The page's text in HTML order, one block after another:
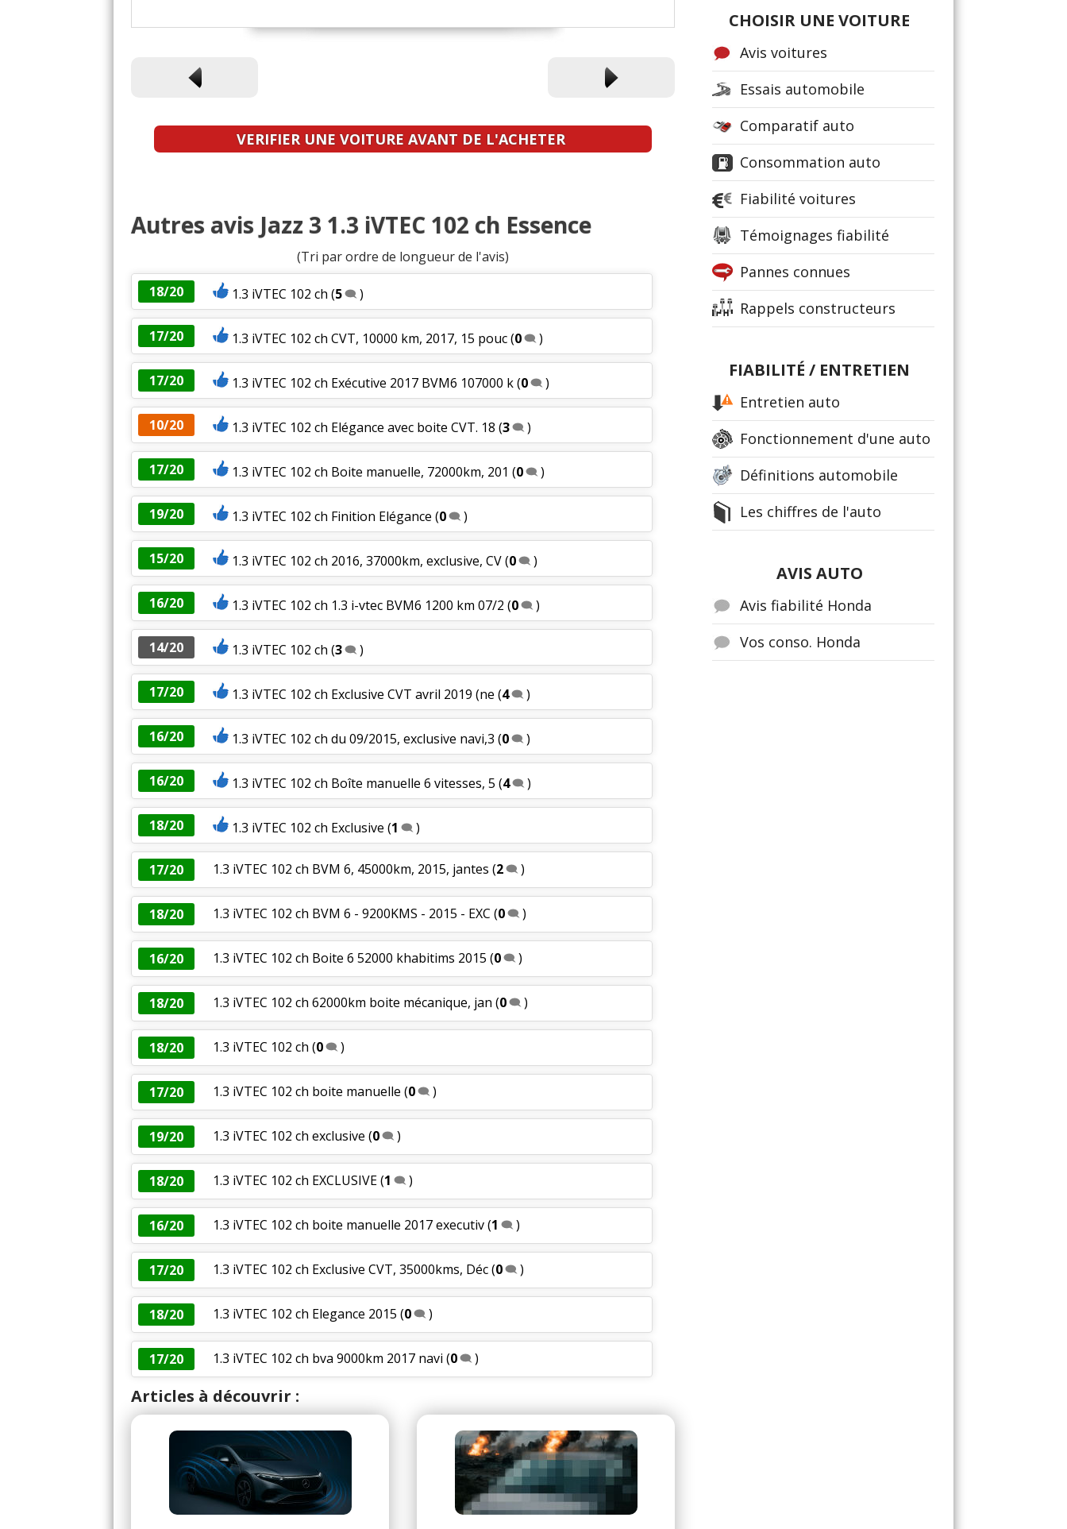
VERIFIER UNE VOITURE AVANT DE L'ACHETER
Autres avis Jazz 3 1.3 iVTEC 102 ch Essence
(Tri par ordre de longueur de l'avis)
18/20
1.3 iVTEC 102 ch (5 )
17/20 1.3 iVTEC 102 ch CVT, 10000 km, 2017, 15 pouc(0 )
17/20 1.3 iVTEC 102 ch Exécutive 2017 BVM6 107000 k(0 )
10/20 1.3 iVTEC 102 ch Elégance avec boite CVT. 18 (3 )
17/20 1.3 iVTEC 102 ch Boite manuelle, 72000km, 201 (0 )
19/20 1.3 iVTEC 102 ch Finition Elégance (0 )
15/20 1.3 iVTEC 102 ch 2016, 37000km, exclusive, CV(0 )
16/20 1.3 iVTEC 102 ch 1.3 i-vtec BVM6 1200 km 07/2 (0 )
14/20 1.3 iVTEC 102 ch (3 )
17/20 1.3 iVTEC 102 ch Exclusive CVT avril 2019 (ne (4 )
16/20 1.3 iVTEC 102 ch du 09/2015, exclusive navi,3 (0 )
16/20 1.3 iVTEC 102 ch Boîte manuelle 6 vitesses, 5 (4 )
18/20 1.3 iVTEC 102 ch Exclusive (1 )
17/20 1.3 iVTEC 102 ch BVM 6, 45000km, 2015, jantes (2 )
18/20 1.3 iVTEC 102 ch BVM 6 - 9200KMS - 2015 - EXC (0 )
16/20 1.3 iVTEC 102 ch Boite 6 52000 khabitims 2015 (0 )
18/20 1.3 iVTEC 102 ch 62000km boite mécanique, jan (0 )
18/20 1.3 iVTEC 102 ch (0 )
17/20 1.3 iVTEC 102 ch boite manuelle (0 )
19/20 1.3 iVTEC 102 ch exclusive (0 )
18/20 1.3 iVTEC 102 ch EXCLUSIVE(1 )
16/20 1.3 iVTEC 102 ch boite manuelle 2017 executiv(1 )
17/20 1.3 iVTEC 102 ch Exclusive CVT, 35000kms, Déc(0 )
18/20 1.3 iVTEC 102 ch Elegance 2015 (0 )
17/20 1.3 iVTEC 102 ch bva 9000km 2017 navi (0 )
Articles à découvrir :
CHOISIR UNE VOITURE
Avis voitures
Essais automobile
Comparatif auto
Consommation auto
Fiabilité voitures
Témoignages fiabilité
Pannes connues
Rappels constructeurs
FIABILITÉ / ENTRETIEN
Entretien auto
Fonctionnement d'une auto
Définitions automobile
Les chiffres de l'auto
AVIS AUTO
Avis fiabilité Honda
Vos conso. Honda